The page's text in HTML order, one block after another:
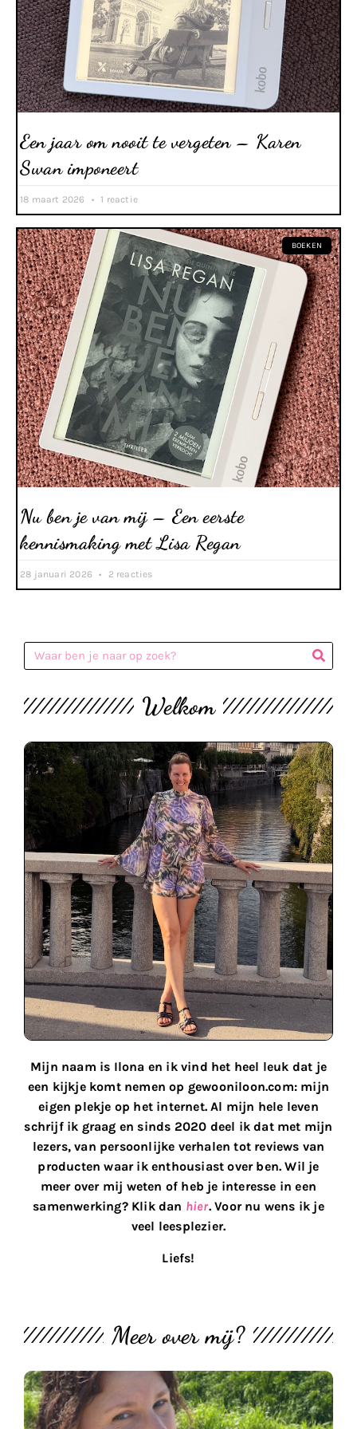
Een jaar om nooit te vergeten – Karen
Swan imponeert
18 maart 2026 1 reactie
BOEKEN
Nu ben je van mij – Een eerste
kennismaking met Lisa Regan
28 januari 2026 2 reacties
Welkom
Mijn naam is Ilona en ik vind het heel leuk dat je
een kijkje komt nemen op gewooniloon.com: mijn
eigen plekje op het internet. Al mijn hele leven
schrijf ik graag en sinds 2020 deel ik dat met mijn
lezers, van persoonlijke verhalen tot reviews van
producten waar ik enthousiast over ben. Wil je
meer over mij weten of heb je interesse in een
samenwerking? Klik dan hier. Voor nu wens ik je
veel leesplezier.
Liefs!
Meer over mij?